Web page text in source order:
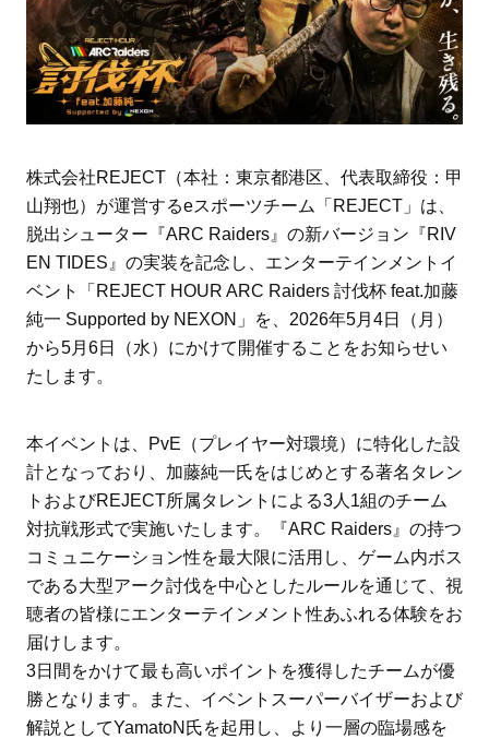
株式会社REJECT（本社：東京都港区、代表取締役：甲
山翔也）が運営するeスポーツチーム「REJECT」は、
脱出シューター『ARC Raiders』の新バージョン『RIV
EN TIDES』の実装を記念し、エンターテインメントイ
ベント「REJECT HOUR ARC Raiders 討伐杯 feat.加藤
純一 Supported by NEXON」を、2026年5月4日（月）
から5月6日（水）にかけて開催することをお知らせい
たします。
本イベントは、PvE（プレイヤー対環境）に特化した設
計となっており、加藤純一氏をはじめとする著名タレン
トおよびREJECT所属タレントによる3人1組のチーム
対抗戦形式で実施いたします。『ARC Raiders』の持つ
コミュニケーション性を最大限に活用し、ゲーム内ボス
である大型アーク討伐を中心としたルールを通じて、視
聴者の皆様にエンターテインメント性あふれる体験をお
届けします。
3日間をかけて最も高いポイントを獲得したチームが優
勝となります。また、イベントスーパーバイザーおよび
解説としてYamatoN氏を起用し、より一層の臨場感を